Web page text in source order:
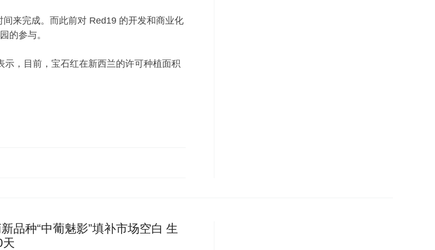
来完成。而此前对 Red19 的开发和商业化
的参与。
，目前，宝石红在新西兰的许可种植面积
品种“中葡魅影”填补市场空白 生